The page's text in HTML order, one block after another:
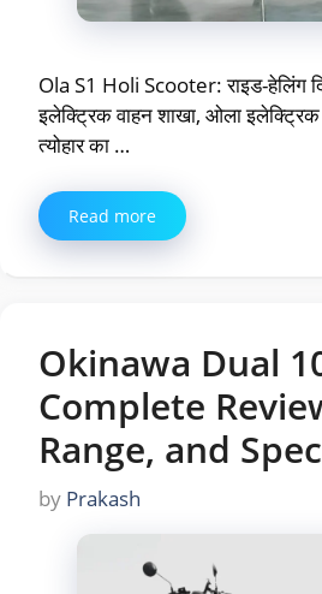
Ola S1 Holi Scooter: राइड-हेलिंग
इलेक्ट्रिक वाहन शाखा, ओला इलेक्ट्रिक
त्योहार का …
Read more
Okinawa Dual
Complete
Range, and
by Prakash